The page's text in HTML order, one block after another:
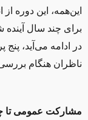
این‌همه، این دوره
برای چند سال
در ادامه می‌آید،
ناظران هنگام
مشارکت عمومی تا